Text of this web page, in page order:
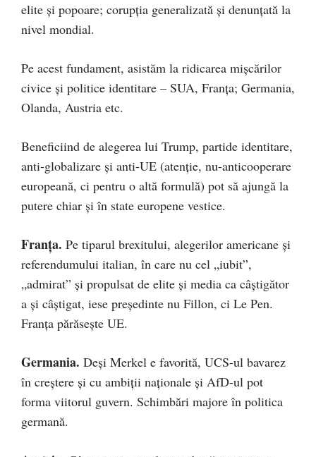
elite şi popoare; corupţia generalizată şi denunţată la
nivel mondial.
Pe acest fundament, asistăm la ridicarea mişcărilor
civice şi politice identitare – SUA, Franţa; Germania,
Olanda, Austria etc.
Beneficiind de alegerea lui Trump, partide identitare,
anti-globalizare şi anti-UE (atenţie, nu-anticooperare
europeană, ci pentru o altă formulă) pot să ajungă la
putere chiar şi în state europene vestice.
Franţa. Pe tiparul brexitului, alegerilor americane şi
referendumului italian, în care nu cel „iubit”,
„admirat” şi propulsat de elite şi media ca câştigător
a şi câştigat, iese preşedinte nu Fillon, ci Le Pen.
Franţa părăseşte UE.
Germania. Deşi Merkel e favorită, UCS-ul bavarez
în creştere şi cu ambiţii naţionale şi AfD-ul pot
forma viitorul guvern. Schimbări majore în politica
germană.